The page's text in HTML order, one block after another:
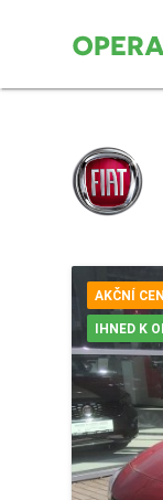
AKČNÍ
IHNED K